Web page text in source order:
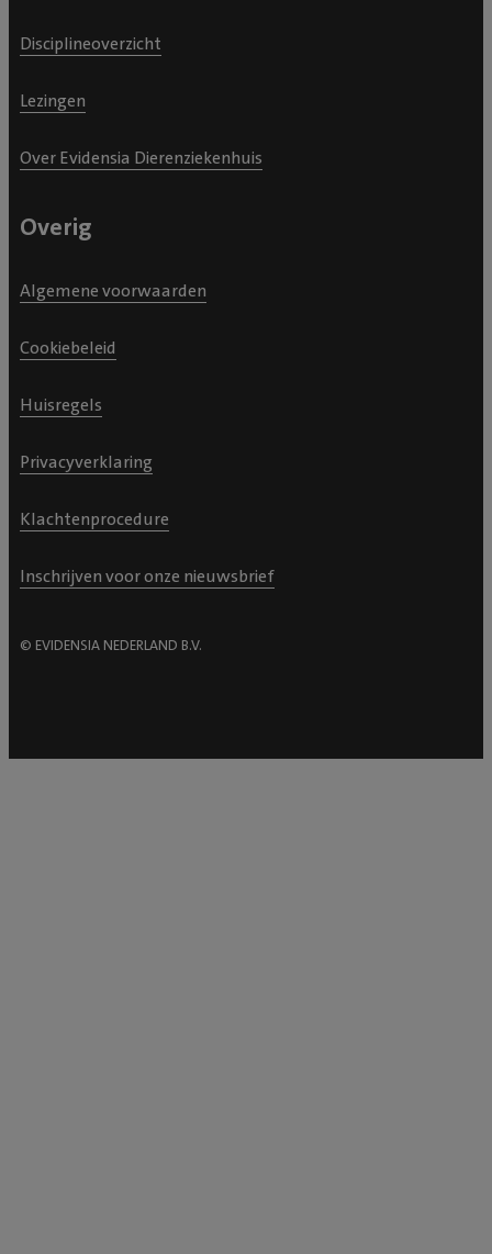
Disciplineoverzicht
Lezingen
Over Evidensia Dierenziekenhuis
Overig
Algemene voorwaarden
Cookiebeleid
Huisregels
Privacyverklaring
Klachtenprocedure
Inschrijven voor onze nieuwsbrief
© EVIDENSIA NEDERLAND B.V.